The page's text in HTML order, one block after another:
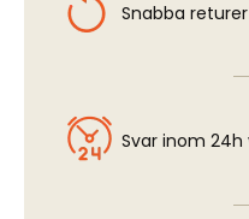
Snabba returer
Svar inom